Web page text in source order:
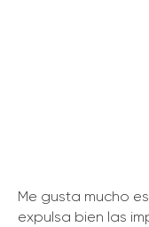
Me gusta mucho
expulsa bien las